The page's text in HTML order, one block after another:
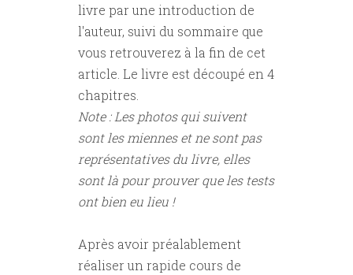
livre par une introduction de
l'auteur, suivi du sommaire que
vous retrouverez à la fin de cet
article. Le livre est découpé en 4
chapitres.
Note : Les photos qui suivent
sont les miennes et ne sont pas
représentatives du livre, elles
sont là pour prouver que les tests
ont bien eu lieu !
Après avoir préalablement
réaliser un rapide cours de